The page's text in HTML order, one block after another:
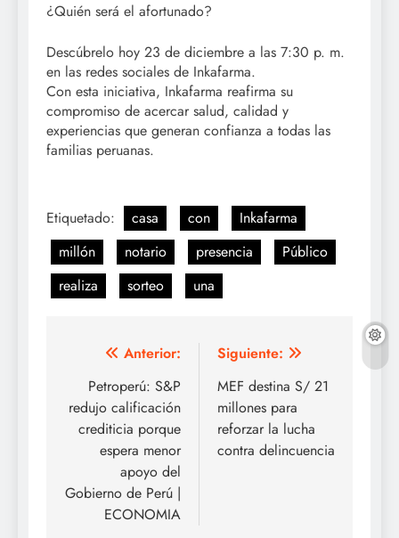
¿Quién será el afortunado?
Descúbrelo hoy 23 de diciembre a las 7:30 p. m.
en las redes sociales de Inkafarma.
Con esta iniciativa, Inkafarma reafirma su
compromiso de acercar salud, calidad y
experiencias que generan confianza a todas las
familias peruanas.
Etiquetado: casa con
Inkafarma
millón
notario presencia
Público
realiza
sorteo una
Navegación
entradas
Anterior:
Petroperú: S&P
redujo calificación
crediticia porque
espera menor
apoyo del
Gobierno de Perú |
ECONOMIA
Siguiente:
MEF destina S/ 21
millones para
reforzar la lucha
contra delincuencia